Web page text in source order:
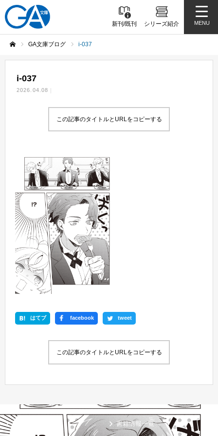
新刊/既刊 シリーズ紹介 MENU
GA文庫ブログ i-037
i-037
2026.04.08
この記事のタイトルとURLをコピーする
はてブ facebook tweet
この記事のタイトルとURLをコピーする
新刊情報 書籍情報一覧